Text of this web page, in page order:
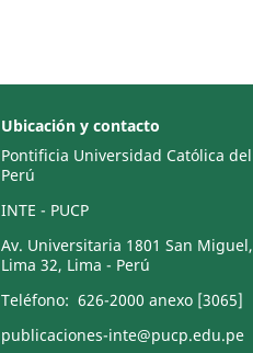
Ubicación y contacto
Pontificia Universidad Católica del
Perú
INTE - PUCP
Av. Universitaria 1801 San Miguel,
Lima 32, Lima - Perú
Teléfono: 626-2000 anexo [3065]
publicaciones-inte@pucp.edu.pe